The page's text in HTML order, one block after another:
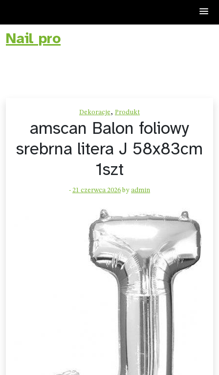
Skip
toNail pro
Dekoracje, Produkt
amscan Balon foliowy
srebrna litera J 58x83cm
1szt
- 21 czerwca 2026 by admin